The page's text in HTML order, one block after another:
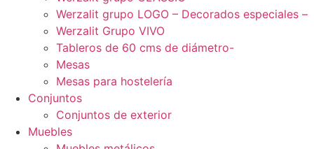
Werzalit grupo LOGO – Decorados especiales –
Werzalit Grupo VIVO
Tableros de 60 cms de diámetro-
Mesas
Mesas para hostelería
Conjuntos
Conjuntos de exterior
Muebles